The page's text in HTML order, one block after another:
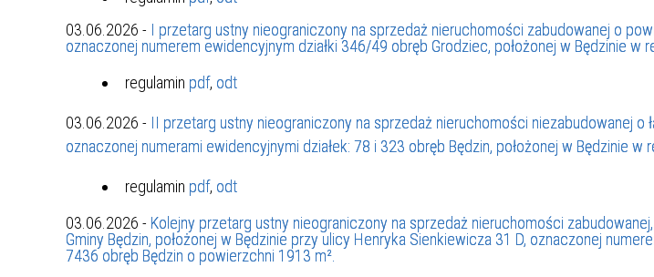
03.06.2026 - I przetarg ustny nieograniczony na sprzedaż nieruchomości zabudowanej o
oznaczonej numerem ewidencyjnym działki 346/49 obręb Grodziec, położonej w Będzinie w
regulamin pdf, odt
03.06.2026 - II przetarg ustny nieograniczony na sprzedaż nieruchomości niezabudowanej o
oznaczonej numerami ewidencyjnymi działek: 78 i 323 obręb Będzin, położonej w Będzinie w
regulamin pdf, odt
03.06.2026 - Kolejny przetarg ustny nieograniczony na sprzedaż nieruchomości
Gminy Będzin, położonej w Będzinie przy ulicy Henryka Sienkiewicza 31 D, oznaczonej
7436 obręb Będzin o powierzchni 1913 m².